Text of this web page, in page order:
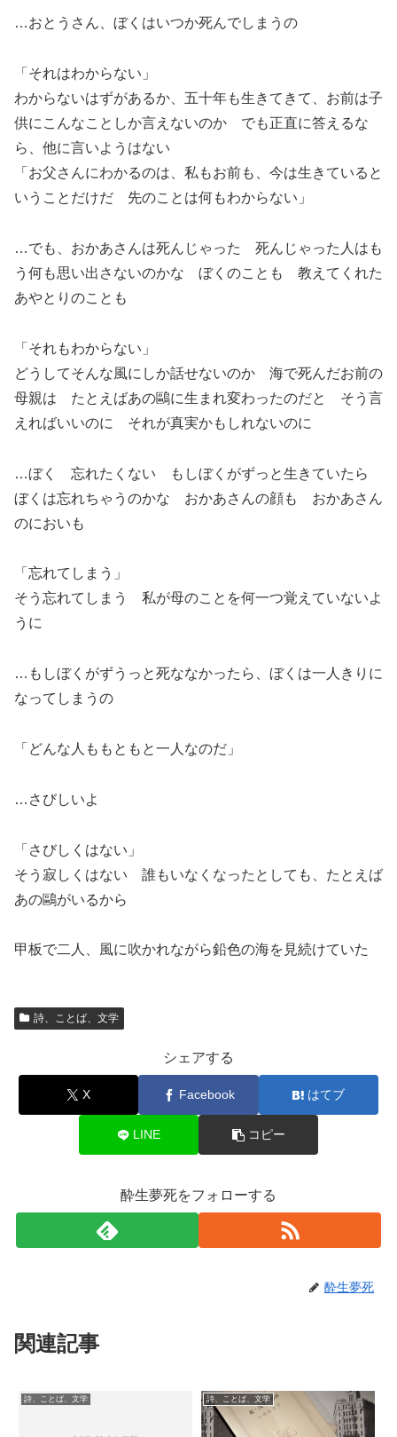
…おとうさん、ぼくはいつか死んでしまうの
「それはわからない」
わからないはずがあるか、五十年も生きてきて、お前は子
供にこんなことしか言えないのか でも正直に答えるな
ら、他に言いようはない
「お父さんにわかるのは、私もお前も、今は生きていると
いうことだけだ 先のことは何もわからない」
…でも、おかあさんは死んじゃった 死んじゃった人はも
う何も思い出さないのかな ぼくのことも 教えてくれた
あやとりのことも
「それもわからない」
どうしてそんな風にしか話せないのか 海で死んだお前の
母親は たとえばあの鷗に生まれ変わったのだと そう言
えればいいのに それが真実かもしれないのに
…ぼく 忘れたくない もしぼくがずっと生きていたら
ぼくは忘れちゃうのかな おかあさんの顔も おかあさん
のにおいも
「忘れてしまう」
そう忘れてしまう 私が母のことを何一つ覚えていないよ
うに
…もしぼくがずうっと死ななかったら、ぼくは一人きりに
なってしまうの
「どんな人ももともと一人なのだ」
…さびしいよ
「さびしくはない」
そう寂しくはない 誰もいなくなったとしても、たとえば
あの鷗がいるから
甲板で二人、風に吹かれながら鉛色の海を見続けていた
詩、ことば、文学
シェアする
X Facebook はてブ
LINE コピー
酔生夢死をフォローする
酔生夢死
関連記事
詩、ことば、文学 詩、ことば、文学